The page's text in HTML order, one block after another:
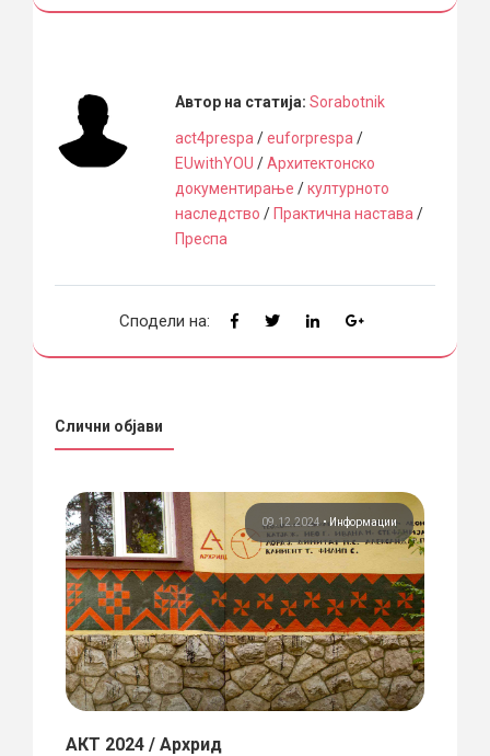
Автор на статија: Sorabotnik
act4prespa /euforprespa /
EUwithYOU /Архитектонско
документирање /културното
наследство / Практична настава /
Преспа
Сподели на:
Слични објави
09.12.2024•Информации
АКТ 2024 / Архрид